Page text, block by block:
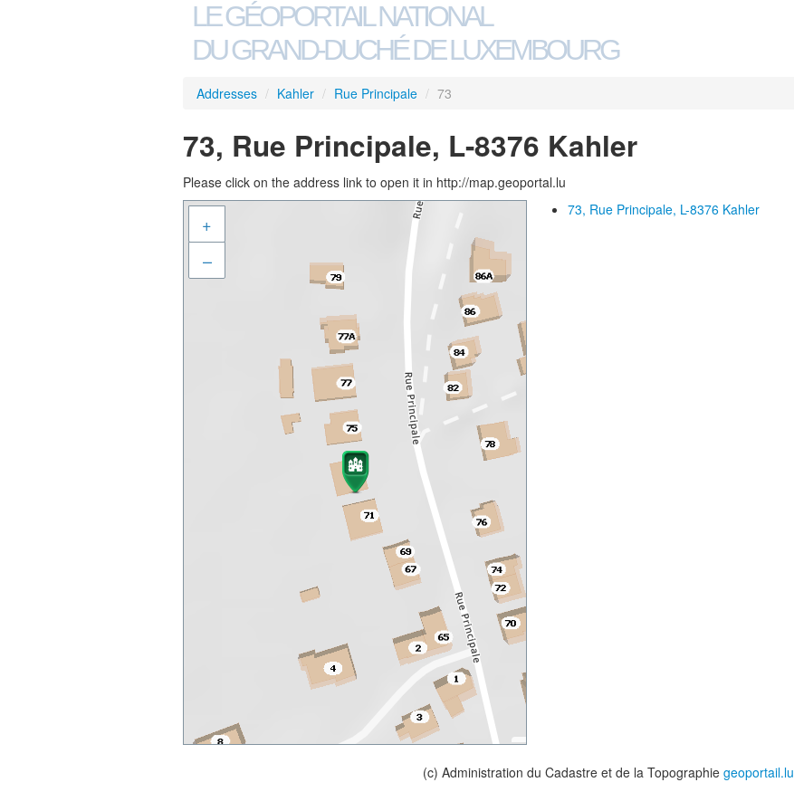
LE GÉOPORTAIL NATIONAL
DU GRAND-DUCHÉ DE LUXEMBOURG
Addresses / Kahler / Rue Principale / 73
73, Rue Principale, L-8376 Kahler
Please click on the address link to open it in http://map.geoportal.lu
+
–
73, Rue Principale, L-8376 Kahler
(c) Administration du Cadastre et de la Topographie geoportail.lu